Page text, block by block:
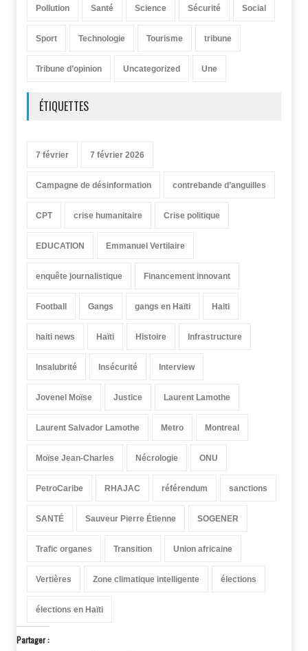
Pollution Santé Science Sécurité Social
Sport Technologie Tourisme tribune
Tribune d’opinion Uncategorized Une
ÉTIQUETTES
7 février 7 février 2026
Campagne de désinformation contrebande d’anguilles
CPT crise humanitaire Crise politique
EDUCATION Emmanuel Vertilaire
enquête journalistique Financement innovant
Football Gangs gangs en Haïti Haiti
haiti news Haïti Histoire Infrastructure
Insalubrité Insécurité Interview
Jovenel Moïse Justice Laurent Lamothe
Laurent Salvador Lamothe Metro Montreal
Moïse Jean-Charles Nécrologie ONU
PetroCaribe RHAJAC référendum sanctions
SANTÉ Sauveur Pierre Étienne SOGENER
Trafic organes Transition Union africaine
Vertières Zone climatique intelligente élections
élections en Haïti
Partager :